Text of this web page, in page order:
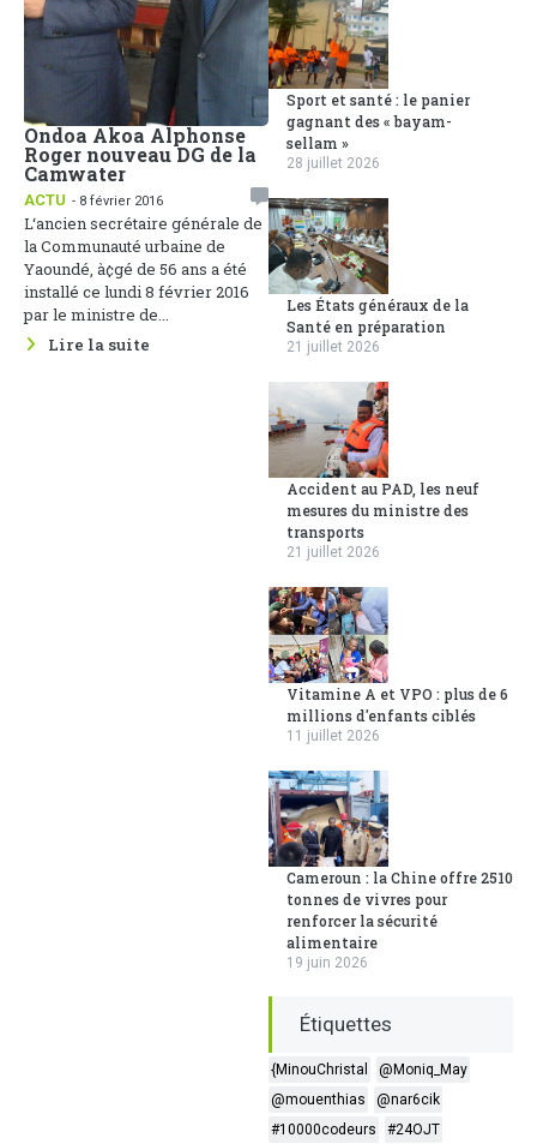
Ondoa Akoa Alphonse
Roger nouveau DG de la
Camwater
ACTU - 8 février 2016
L‘ancien secrétaire générale de
la Communauté urbaine de
Yaoundé, à¢gé de 56 ans a été
installé ce lundi 8 février 2016
par le ministre de...
Lire la suite
Sport et santé : le panier
gagnant des « bayam-
sellam »
28 juillet 2026
Les États généraux de la
Santé en préparation
21 juillet 2026
Accident au PAD, les neuf
mesures du ministre des
transports
21 juillet 2026
Vitamine A et VPO : plus de 6
millions d'enfants ciblés
11 juillet 2026
Cameroun : la Chine offre 2510
tonnes de vivres pour
renforcer la sécurité
alimentaire
19 juin 2026
Étiquettes
{MinouChristal
@Moniq_May
@mouenthias
@nar6cik
#10000codeurs
#24OJT